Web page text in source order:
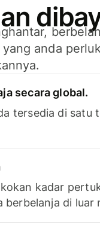
anda
secara global.
tersedia di satu
kadar
berbelanja di luar